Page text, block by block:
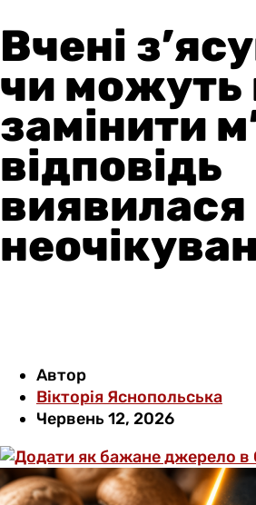
Вчені
чи можуть
замінити
відповідь
виявилася
Автор
Вікторія Яснопольська
Червень 12, 2026